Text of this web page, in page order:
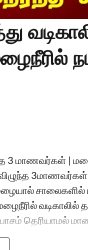
3 மாணவர்கள் |
வடிகாலில்
தெரியாமல்